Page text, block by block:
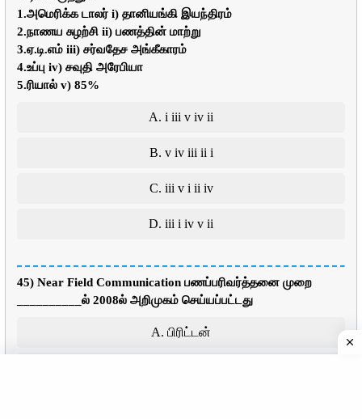
1.அமெரிக்க டாலர் i) தானியங்கி இயந்திரம்
2.நாணய சுழற்சி ii) பணத்தின் மாற்று
3.ஏ.டி.எம் iii) சர்வதேச அங்கீகாரம்
4.உப்பு iv) சவுதி அரேபியா
5.ரியால் v) 85%
A. i iii v iv ii
B. v iv iii ii i
C. iii v i ii iv
D. iii i iv v ii
45) Near Field Communication பணப்பரிவர்த்தனை முறை
__________ல் 2008ல் அறிமுகம் செய்யப்பட்டது
A. பிரிட்டன்